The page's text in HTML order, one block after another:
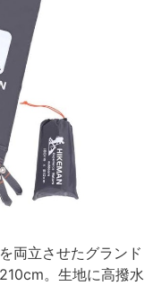
両立させたグランド
。生地に高撥水